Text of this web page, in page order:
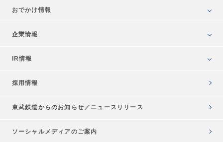
おでかけ情報
企業情報
IR情報
採用情報
東武鉄道からのお知らせ／ ニュースリリース
ソーシャルメディアのご案内